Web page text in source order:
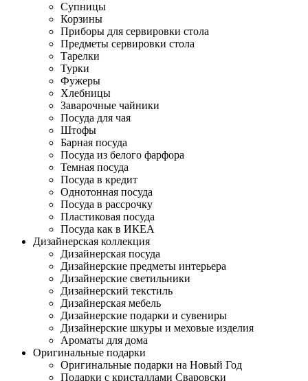
Супницы
Корзины
Приборы для сервировки стола
Предметы сервировки стола
Тарелки
Турки
Фужеры
Хлебницы
Заварочные чайники
Посуда для чая
Штофы
Барная посуда
Посуда из белого фарфора
Темная посуда
Посуда в кредит
Однотонная посуда
Посуда в рассрочку
Пластиковая посуда
Посуда как в ИКЕА
Дизайнерская коллекция
Дизайнерская посуда
Дизайнерские предметы интерьера
Дизайнерские светильники
Дизайнерский текстиль
Дизайнерская мебель
Дизайнерские подарки и сувениры
Дизайнерские шкуры и меховые изделия
Ароматы для дома
Оригинальные подарки
Оригинальные подарки на Новый Год
Подарки с кристаллами Сваровски